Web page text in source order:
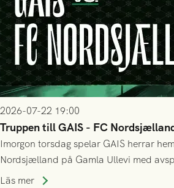
2026-07-22 19:00
Truppen till GAIS - FC
Imorgon torsdag spelar GAIS herrar
Nordsjælland på Gamla Ullevi med
Holmberg och ledarstaben har tagit ut
Läs mer